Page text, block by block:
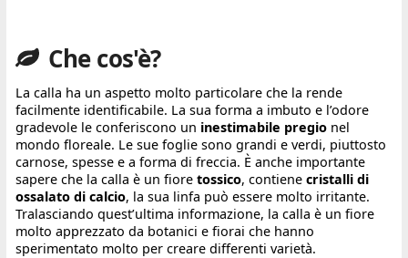
Che cos'è?
La calla ha un aspetto molto particolare che la rende
facilmente identificabile. La sua forma a imbuto e l’odore
gradevole le conferiscono un inestimabile pregionel
mondo floreale. Le sue foglie sono grandi e verdi, piuttosto
carnose, spesse e a forma di freccia. È anche importante
sapere che la calla è un fiore tossico, contiene cristalli di
ossalato di calcio, la sua linfa può essere molto irritante.
Tralasciando quest’ultima informazione, la calla è un fiore
molto apprezzato da botanici e fiorai che hanno
sperimentato molto per creare differenti varietà.